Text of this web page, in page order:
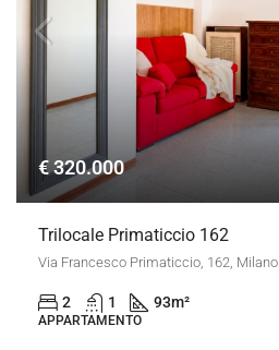
€ 320.000
Trilocale Primaticcio 162
Via Francesco Primaticcio, 162, Milano
2 1 93m²
APPARTAMENTO